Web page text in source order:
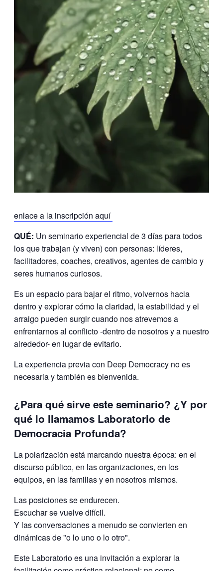
enlace a la inscripción aquí
QUÉ: Un seminario experiencial de 3 días para todos
los que trabajan (y viven) con personas: líderes,
facilitadores, coaches, creativos, agentes de cambio y
seres humanos curiosos.
Es un espacio para bajar el ritmo, volvernos hacia
dentro y explorar cómo la claridad, la estabilidad y el
arraigo pueden surgir cuando nos atrevemos a
enfrentarnos al conflicto -dentro de nosotros y a nuestro
alrededor- en lugar de evitarlo.
La experiencia previa con Deep Democracy no es
necesaria y también es bienvenida.
¿Para qué sirve este seminario? ¿Y por
qué lo llamamos Laboratorio de
Democracia Profunda?
La polarización está marcando nuestra época: en el
discurso público, en las organizaciones, en los
equipos, en las familias y en nosotros mismos.
Las posiciones se endurecen.
Escuchar se vuelve difícil.
Y las conversaciones a menudo se convierten en
dinámicas de "o lo uno o lo otro".
Este Laboratorio es una invitación a explorar la